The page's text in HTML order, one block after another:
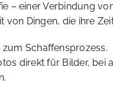
– einer Verbindung
von Dingen, die ihre
Schaffensprozess.
direkt für Bilder, bei